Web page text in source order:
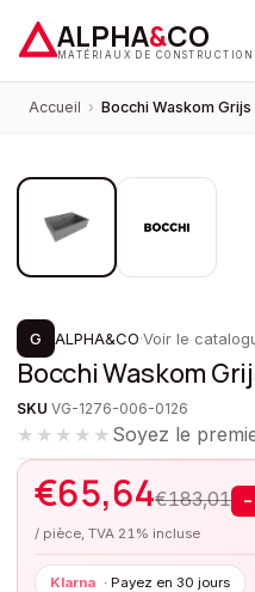
ALPHA&CO
MATÉRIAUX DE CONSTRUCTION
Accueil › Bocchi Waskom
PROMOTION
G ALPHA&CO·Voir le
Bocchi Waskom
SKU VG-1276-006-0126
★★★★★ Soyez le
€65,64€183,01 −
/ pièce, TVA 21% incluse
Klarna · Payez en 30 jours